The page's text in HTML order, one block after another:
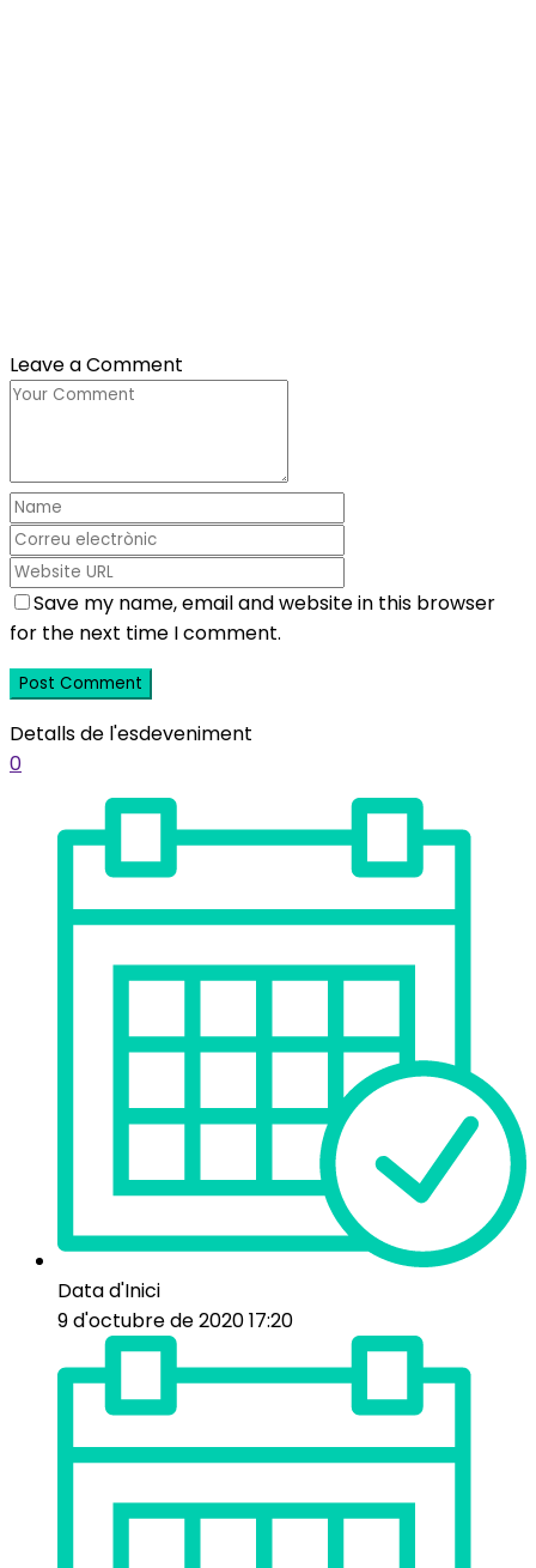
Leave a Comment
Save my name, email and website in this browser
for the next time I comment.
Detalls de l'esdeveniment
0
Data d'Inici
9 d'octubre de 2020 17:20